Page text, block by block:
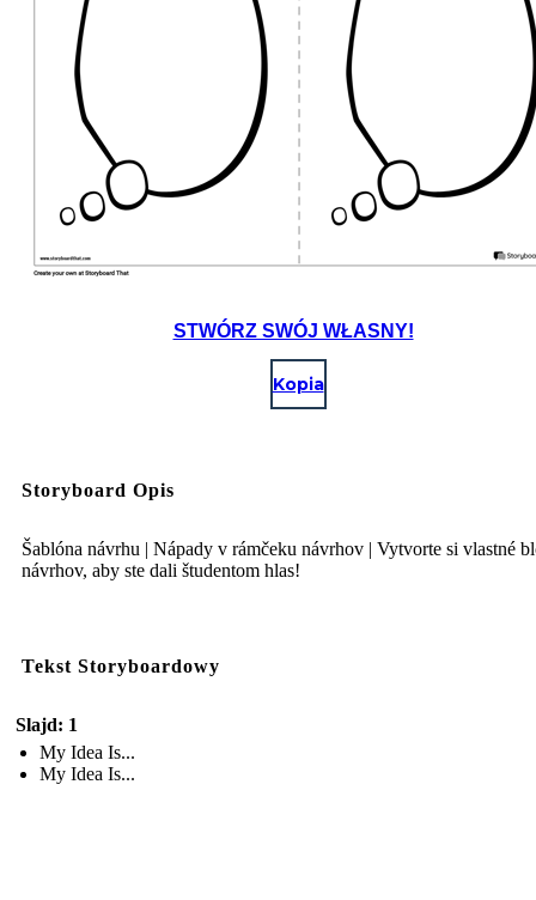
STWÓRZ SWÓJ WŁASNY!
Kopia
Storyboard Opis
Šablóna návrhu | Nápady v rámčeku návrhov | Vytvorte si vlastné
návrhov, aby ste dali študentom hlas!
Tekst Storyboardowy
Slajd: 1
My Idea Is...
My Idea Is...